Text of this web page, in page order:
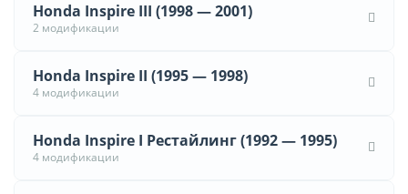
Honda Inspire III (1998 — 2001)
2 модификации
Honda Inspire II (1995 — 1998)
4 модификации
Honda Inspire I Рестайлинг (1992 — 1995)
4 модификации